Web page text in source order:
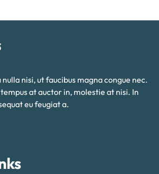
nisi, ut faucibus magna congue nec.
at auctor in, molestie at nisi. In
eu feugiat a.